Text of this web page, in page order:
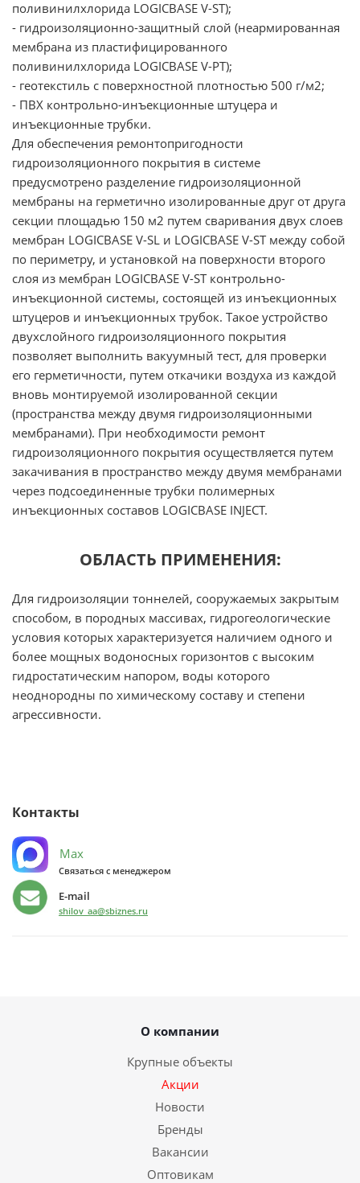
поливинилхлорида LOGICBASE V-SТ);
- гидроизоляционно-защитный слой (неармированная
мембрана из пластифицированного
поливинилхлорида LOGICBASE V-PT);
- геотекстиль с поверхностной плотностью 500 г/м2;
- ПВХ контрольно-инъекционные штуцера и
инъекционные трубки.
Для обеспечения ремонтопригодности
гидроизоляционного покрытия в системе
предусмотрено разделение гидроизоляционной
мембраны на герметично изолированные друг от друга
секции площадью 150 м2 путем сваривания двух слоев
мембран LOGICBASE V-SL и LOGICBASE V-SТ между собой
по периметру, и установкой на поверхности второго
слоя из мембран LOGICBASE V-SТ контрольно-
инъекционной системы, состоящей из инъекционных
штуцеров и инъекционных трубок. Такое устройство
двухслойного гидроизоляционного покрытия
позволяет выполнить вакуумный тест, для проверки
его герметичности, путем откачики воздуха из каждой
вновь монтируемой изолированной секции
(пространства между двумя гидроизоляционными
мембранами). При необходимости ремонт
гидроизоляционного покрытия осуществляется путем
закачивания в пространство между двумя мембранами
через подсоединенные трубки полимерных
инъекционных составов LOGICBASE INJECT.
ОБЛАСТЬ ПРИМЕНЕНИЯ:
Для гидроизоляции тоннелей, сооружаемых закрытым
способом, в породных массивах, гидрогеологические
условия которых характеризуется наличием одного и
более мощных водоносных горизонтов с высоким
гидростатическим напором, воды которого
неоднородны по химическому составу и степени
агрессивности.
Контакты
Max
Связаться с менеджером
E-mail
shilov_aa@sbiznes.ru
О компании
Крупные объекты
Акции
Новости
Бренды
Вакансии
Оптовикам